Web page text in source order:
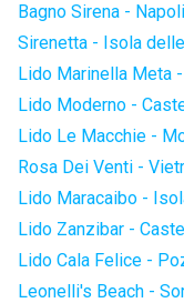
Bagno Sirena -
Sirenetta - Isola
Lido Marinella Meta
Lido Moderno -
Lido Le Macchie -
Rosa Dei Venti -
Lido Maracaibo -
Lido Zanzibar -
Lido Cala Felice -
Leonelli's Beach -